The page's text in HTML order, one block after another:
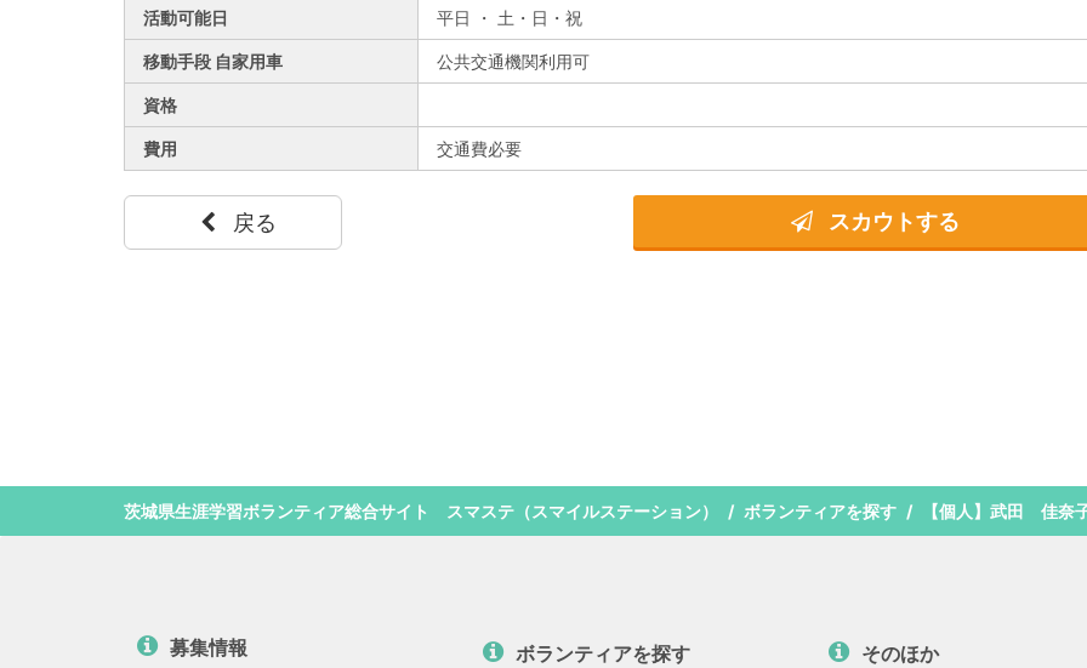
活動可能日 平日 ・ 土・日・祝
移動手段 自家用車 公共交通機関利用可
資格
費用 交通費必要
戻る スカウトする
茨城県生涯学習ボランティア総合サイト スマステ（スマイルステーション） ボランティアを探す 【個人】武田 佳奈
募集情報 ボランティアを探す そのほか